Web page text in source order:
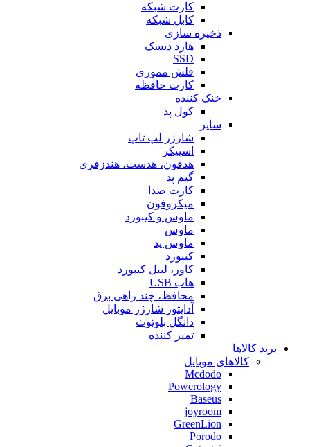
کارت شبکه
کابل شبکه
ذخیره سازی
هارد دیسک
SSD
فلش مموری
کارت حافظه
خنک کننده
کول پد
سایر
شارژر لپ تاپ
اسپیکر
هدفون، هدست، هندزفری
گیم پد
کارت صدا
میکروفون
ماوس و کیبورد
ماوس
ماوس پد
کیبورد
کاور، لیبل کیبورد
هاب USB
محافظ، چند راهی برق
آداپتور شارژر موبایل
دانگل بلوتوث
تمیز کننده
برند کالاها
کالاهای موبایل
Mcdodo
Powerology
Baseus
joyroom
GreenLion
Porodo